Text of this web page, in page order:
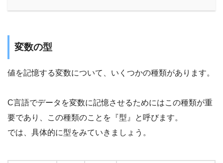
変数の型
値を記憶する変数について、いくつかの種類があります。
C言語でデータを変数に記憶させるためにはこの種類が重
要であり、この種類のことを『型』と呼びます。
では、具体的に型をみていきましょう。